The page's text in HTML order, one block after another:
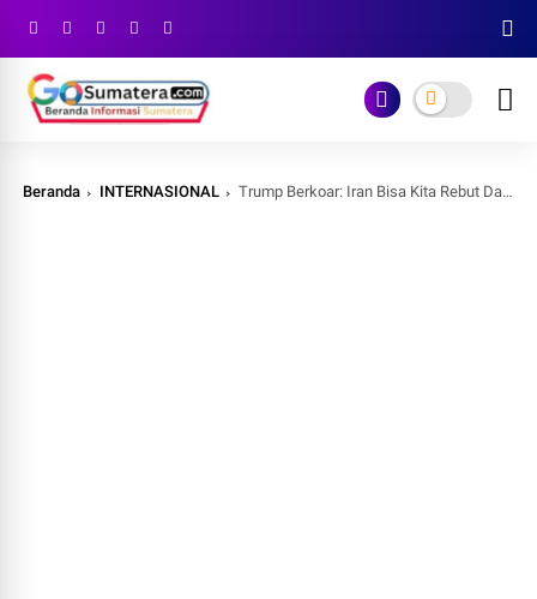
Beranda INTERNASIONAL Trump Berkoar: Iran Bisa Kita Rebut Dalam Semalam